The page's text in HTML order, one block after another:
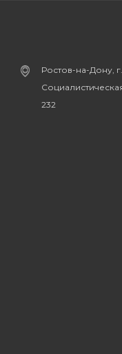
Ростов-на-Дону, г.
232